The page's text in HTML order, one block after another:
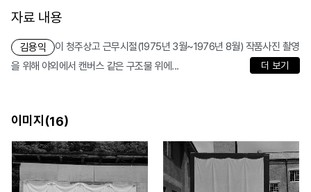
자료 내용
김용익
이 청주상고 근무시절(1975년 3월~1976년 8월) 작품사진 촬영
을 위해 야외에서 캔버스 같은 구조물 위에...
더 보기
이미지(16)